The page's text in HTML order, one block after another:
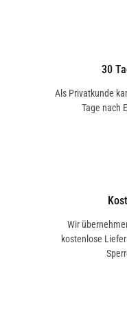
30
Als Privatkunde
Tage nach
Wir
kostenlose